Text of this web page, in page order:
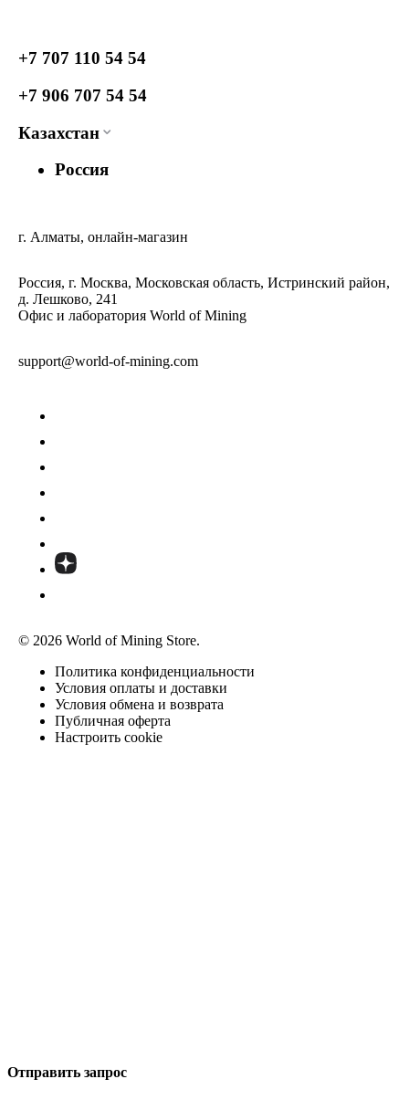
+7 707 110 54 54
+7 906 707 54 54
Казахстан
Россия
г. Алматы, онлайн-магазин
Россия, г. Москва, Московская область, Истринский район,
д. Лешково, 241
Офис и лаборатория World of Mining
support@world-of-mining.com
© 2026 World of Mining Store.
Политика конфиденциальности
Условия оплаты и доставки
Условия обмена и возврата
Публичная оферта
Настроить cookie
Отправить запрос